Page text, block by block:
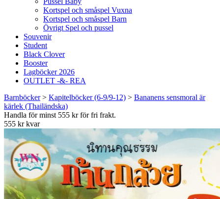
Kortspel och småspel Vuxna
Kortspel och småspel Barn
Övrigt Spel och pussel
Souvenir
Student
Black Clover
Booster
Lagböcker 2026
OUTLET -&- REA
Barnböcker> Kapitelböcker (6-9/9-12) > Bananens sensmoral är
kärlek (Thailändska)
Handla för minst 555 kr för fri frakt.
555 kr kvar